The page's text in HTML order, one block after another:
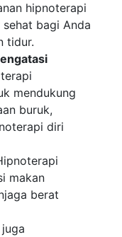
hipnoterapi
bagi Anda
tidur.
mendukung
buruk,
diri
makan
berat